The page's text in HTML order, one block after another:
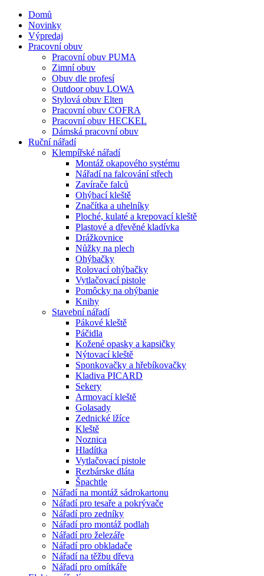
Domů
Novinky
Výpredaj
Pracovní obuv
Pracovní obuv PUMA
Zimní obuv
Obuv dle profesí
Outdoor obuv LOWA
Stylová obuv Elten
Pracovní obuv COFRA
Pracovní obuv HECKEL
Dámská pracovní obuv
Ruční nářadí
Klempířské nářadí
Montáž okapového systému
Nářadí na falcování střech
Zavírače falců
Ohýbací kleště
Značítka a uhelníky
Ploché, kulaté a krepovací kleště
Plastové a dřevěné kladívka
Drážkovnice
Nůžky na plech
Ohýbačky
Rolovací ohýbačky
Vytlačovací pistole
Pomôcky na ohýbanie
Knihy
Stavební nářadí
Pákové kleště
Páčidla
Kožené opasky a kapsičky
Nýtovací kleště
Sponkovačky a hřebíkovačky
Kladiva PICARD
Sekery
Armovací kleště
Golasady
Zednické lžíce
Kleště
Noznica
Hladítka
Vytlačovací pistole
Rezbárske dláta
Špachtle
Nářadí na montáž sádrokartonu
Nářadí pro tesaře a pokrývače
Nářadí pro zedníky
Nářadí pro montáž podlah
Nářadí pro železáře
Nářadí pro obkladače
Nářadí na těžbu dřeva
Nářadí pro omítkáře